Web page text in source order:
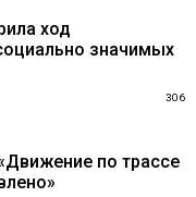
ход
значимых
306
по трассе